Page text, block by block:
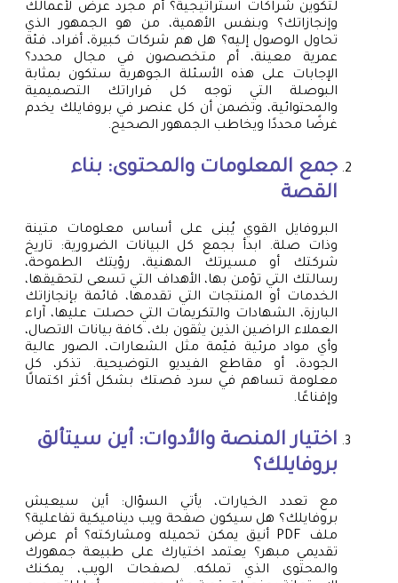
لتكوين شراكات استراتيجية؟ أم مجرد عرض لأعمالك
وإنجازاتك؟ وبنفس الأهمية، من هو الجمهور الذي
تحاول الوصول إليه؟ هل هم شركات كبيرة، أفراد، فئة
عمرية معينة، أم متخصصون في مجال محدد؟
الإجابات على هذه الأسئلة الجوهرية ستكون بمثابة
البوصلة التي توجه كل قراراتك التصميمية
والمحتوائية، وتضمن أن كل عنصر في بروفايلك يخدم
غرضًا محددًا ويخاطب الجمهور الصحيح.
جمع المعلومات والمحتوى: بناء
القصة
البروفايل القوي يُبنى على أساس معلومات متينة
وذات صلة. ابدأ بجمع كل البيانات الضرورية: تاريخ
شركتك أو مسيرتك المهنية، رؤيتك الطموحة،
رسالتك التي تؤمن بها، الأهداف التي تسعى لتحقيقها،
الخدمات أو المنتجات التي تقدمها، قائمة بإنجازاتك
البارزة، الشهادات والتكريمات التي حصلت عليها، آراء
العملاء الراضين الذين يثقون بك، كافة بيانات الاتصال،
وأي مواد مرئية قيّمة مثل الشعارات، الصور عالية
الجودة، أو مقاطع الفيديو التوضيحية. تذكر، كل
معلومة تساهم في سرد قصتك بشكل أكثر اكتمالًا
وإقناعًا.
اختيار المنصة والأدوات: أين سيتألق
بروفايلك؟
مع تعدد الخيارات، يأتي السؤال: أين سيعيش
بروفايلك؟ هل سيكون صفحة ويب ديناميكية تفاعلية؟
ملف PDF أنيق يمكن تحميله ومشاركته؟ أم عرض
تقديمي مبهر؟ يعتمد اختيارك على طبيعة جمهورك
والمحتوى الذي تملكه. لصفحات الويب، يمكنك